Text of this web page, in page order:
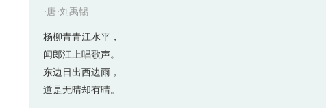
·唐·刘禹锡
杨柳青青江水平，
闻郎江上唱歌声。
东边日出西边雨，
道是无晴却有晴。